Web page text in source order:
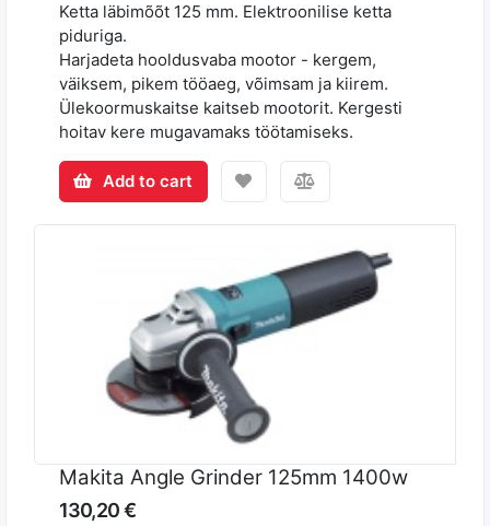
Ketta läbimõõt 125 mm. Elektroonilise ketta
piduriga.
Harjadeta hooldusvaba mootor - kergem,
väiksem, pikem tööaeg, võimsam ja kiirem.
Ülekoormuskaitse kaitseb mootorit. Kergesti
hoitav kere mugavamaks töötamiseks.
Add to cart
Makita Angle Grinder 125mm 1400w
130,20 €